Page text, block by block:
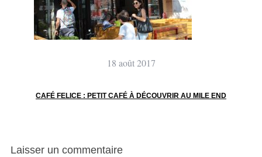
18 août 2017
CAFÉ FELICE : PETIT CAFÉ À DÉCOUVRIR AU MILE END
Laisser un commentaire